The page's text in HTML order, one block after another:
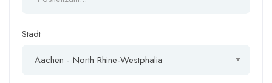
Stadt
Aachen - North Rhine-Westphalia